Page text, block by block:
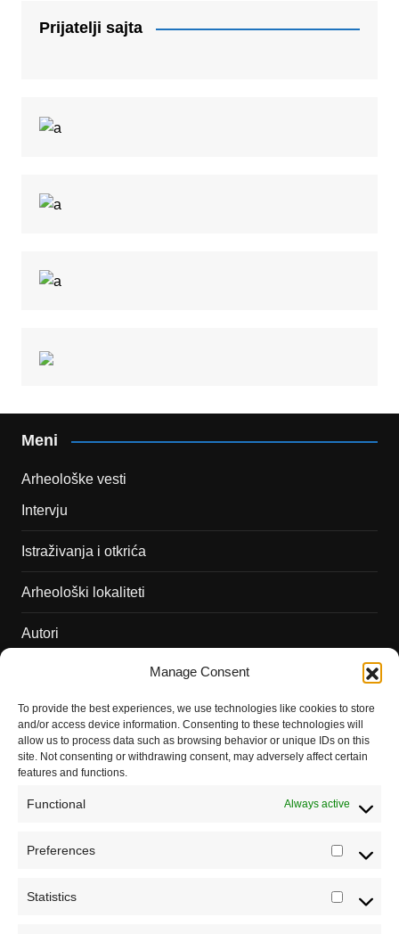
Manage Consent
To provide the best experiences, we use technologies like cookies to store
and/or access device information. Consenting to these technologies will
allow us to process data such as browsing behavior or unique IDs on this
site. Not consenting or withdrawing consent, may adversely affect certain
features and functions.
Functional Always active
Preferences
Statistics
Prijatelji sajta
Meni
Arheološke vesti
Intervju
Istraživanja i otkrića
Arheološki lokaliteti
Autori
Dešavanja
Kontakt
Misija sajta Sve o arheologiji